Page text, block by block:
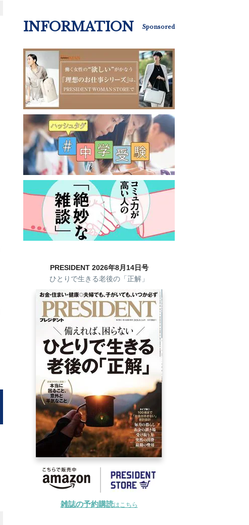
INFORMATION Sponsored
PRESIDENT 2026年8月14日号
ひとりで生きる老後の「正解」
雑誌の予約購読はこちら